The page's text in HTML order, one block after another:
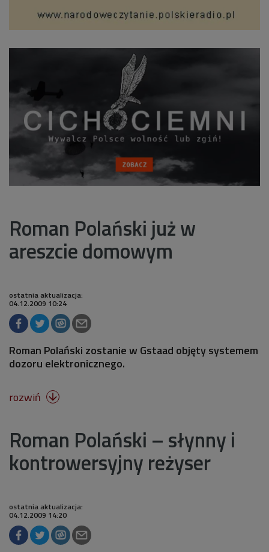
Roman Polański już w
areszcie domowym
ostatnia aktualizacja:
04.12.2009 10:24
Roman Polański zostanie w Gstaad objęty systemem
dozoru elektronicznego.
rozwiń 
Roman Polański – słynny i
kontrowersyjny reżyser
ostatnia aktualizacja:
04.12.2009 14:20